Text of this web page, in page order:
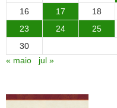
16
17 18
23
24 25
30
« maio
jul »